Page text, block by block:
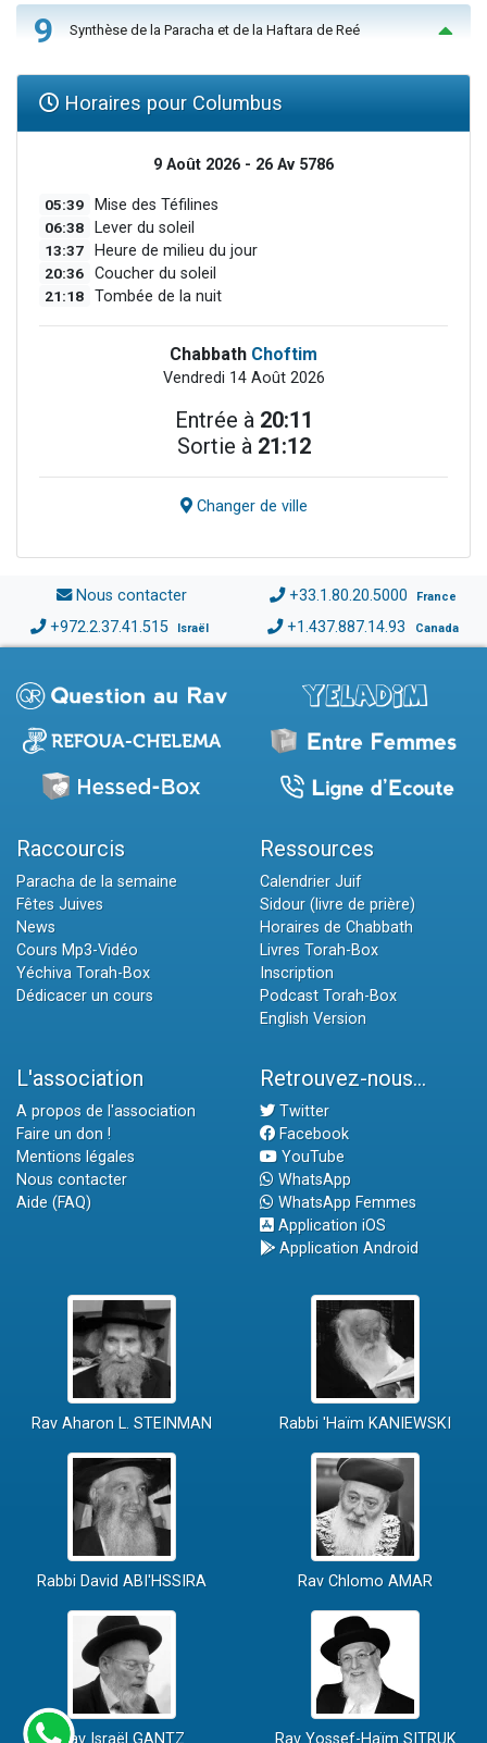
9 Synthèse de la Paracha et de la Haftara de Reé
Horaires pour Columbus
9 Août 2026 - 26 Av 5786
05:39 Mise des Téfilines
06:38 Lever du soleil
13:37 Heure de milieu du jour
20:36 Coucher du soleil
21:18 Tombée de la nuit
Chabbath Choftim
Vendredi 14 Août 2026
Entrée à 20:11
Sortie à 21:12
Changer de ville
Nous contacter +33.1.80.20.5000 France
+972.2.37.41.515 Israël +1.437.887.14.93 Canada
Raccourcis
Paracha de la semaine
Fêtes Juives
News
Cours Mp3-Vidéo
Yéchiva Torah-Box
Dédicacer un cours
Ressources
Calendrier Juif
Sidour (livre de prière)
Horaires de Chabbath
Livres Torah-Box
Inscription
Podcast Torah-Box
English Version
L'association
A propos de l'association
Faire un don !
Mentions légales
Nous contacter
Aide (FAQ)
Retrouvez-nous...
Twitter
Facebook
YouTube
WhatsApp
WhatsApp Femmes
Application iOS
Application Android
Rav Aharon L. STEINMAN Rabbi 'Haïm KANIEWSKI
Rabbi David ABI'HSSIRA Rav Chlomo AMAR